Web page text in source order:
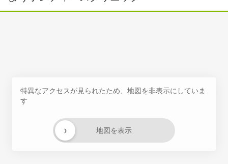
特異なアクセスが見られたため、地図を非表示にしていま
す
地図を表示
›